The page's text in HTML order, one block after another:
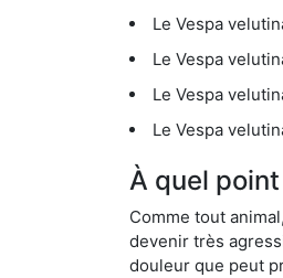
Le Vespa
Le Vespa
Le Vespa
Le Vespa
À quel
Comme tout animal,
devenir très
douleur que peut